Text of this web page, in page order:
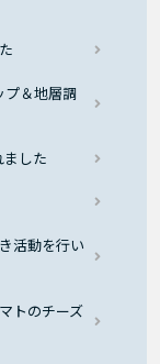
プ＆地層調
ました
活動を行い
トのチーズ